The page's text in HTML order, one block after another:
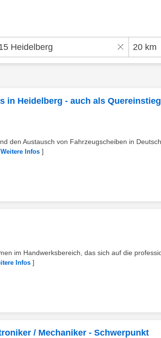
in Heidelberg - auch als
den Austausch von Fahrzeugscheiben in
Weitere Infos ]
im Handwerksbereich, das sich auf die
Infos ]
/ Mechaniker - Schwerpunkt